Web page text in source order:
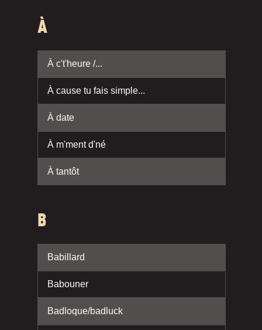
À
À c't'heure /...
À cause tu fais simple...
À date
À m'ment d'né
À tantôt
B
Babillard
Babouner
Badloque/badluck